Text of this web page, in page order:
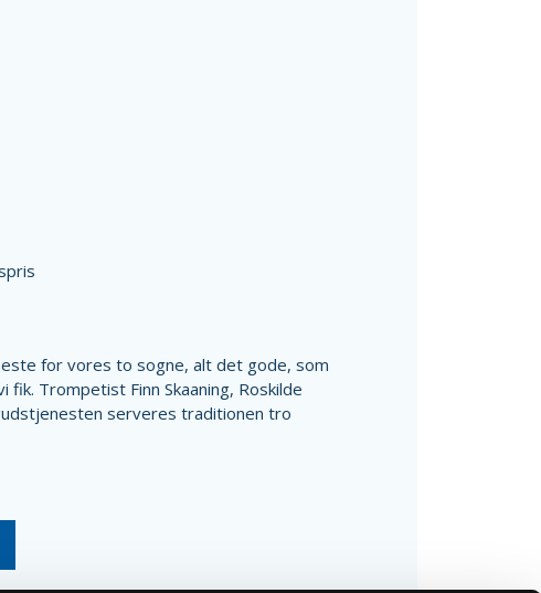
for vores to sogne, alt det gode, som
Trompetist Finn Skaaning, Roskilde
serveres traditionen tro